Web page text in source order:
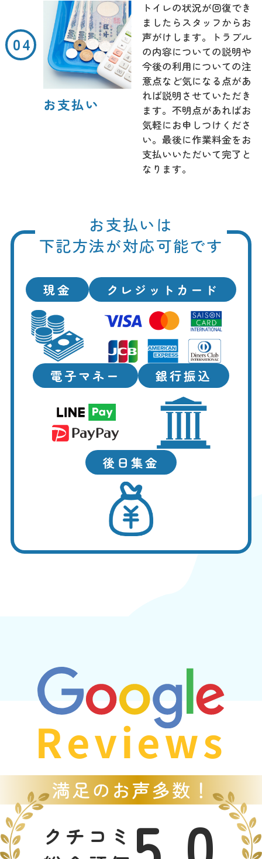
お支払い
トイレの状況が回復でき
ましたらスタッフからお
声がけします。トラブル
の内容についての説明や
今後の利用についての注
意点など気になる点があ
れば説明させていただき
ます。不明点があればお
気軽にお申しつけくださ
い。最後に作業料金をお
支払いいただいて完了と
なります。
お支払いは
下記方法が対応可能です
現金 クレジットカード
電子マネー 銀行振込
後日集金
Reviews
クチコミ